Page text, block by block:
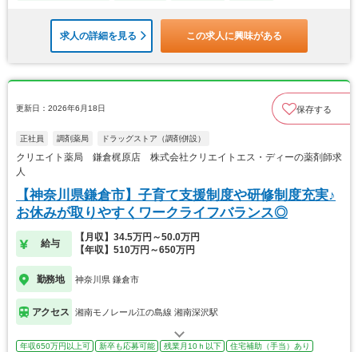
求人の詳細を見る この求人に興味がある
更新日：2026年6月18日 保存する
正社員 調剤薬局 ドラッグストア（調剤併設）
クリエイト薬局 鎌倉梶原店 株式会社クリエイトエス・ディーの薬剤師求
人
【神奈川県鎌倉市】子育て支援制度や研修制度充実♪
お休みが取りやすくワークライフバランス◎
給与
【月収】34.5万円～50.0万円
【年収】510万円～650万円
勤務地 神奈川県 鎌倉市
アクセス 湘南モノレール江の島線 湘南深沢駅
年収650万円以上可 新卒も応募可能 残業月10ｈ以下
住宅補助（手当）あり